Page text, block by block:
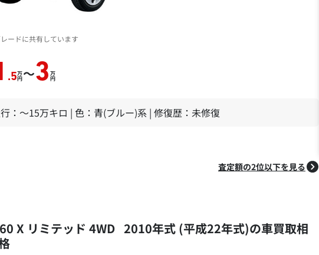
ードに共有しています
.5万
円～3 万
円
：～15万キロ | 色：青(ブルー)系 | 修復歴：未修復
査定額の2位以下を見る
X リミテッド 4WD 2010年式 (平成22年式)の車買取相